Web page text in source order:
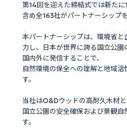
第14回を迎えた締結式では新た
含め全163社がパートナーシップ
本パートナーシップは、環境省
力し、日本が世界に誇る国立公園
国内外に発信することで、
自然環境の保全への理解と地域
す。
当社はO&Dウッドの高耐久木材と
国立公園の安全確保および景観自
す。